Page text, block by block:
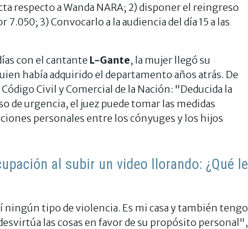
respecto a Wanda NARA; 2) disponer el reingreso
3) Convocarlo a la audiencia del día 15 a las
con el cantante L-Gante, la mujer llegó su
había adquirido el departamento años atrás. De
Civil y Comercial de la Nación: "Deducida la
de urgencia, el juez puede tomar las medidas
personales entre los cónyuges y los hijos
al subir un video llorando: ¿Qué le
ningún tipo de violencia. Es mi casa y también tengo
las cosas en favor de su propósito personal",